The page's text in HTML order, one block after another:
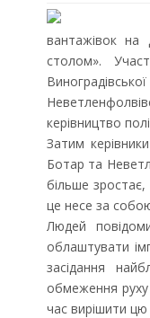
вантажівок на
столом».
керівництво
Затим
Ботар та
більше зростає,
це несе за
Людей
облаштувати
засідання
обмеження
час вирішити